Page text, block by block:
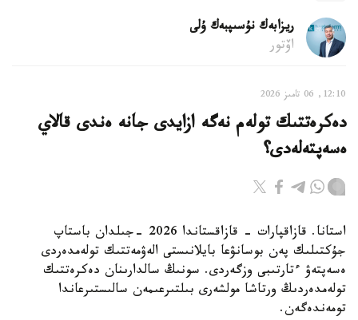
ريزابەك نۇسىپبەك ۇلى
اۆتور
12:10, 06 تامىز 2026
دەكرەتتىك تولەم نەگە ازايدى جانە ەندى قالاي
ەسەپتەلەدى؟
استانا. قازاقپارات - قازاقستاندا 2026 -جىلدان باستاپ
جۇكتىلىك پەن بوسانۋعا بايلانىستى الەۋمەتتىك تولەمدەردى
ەسەپتەۋ ءتارتىبى وزگەردى. سونىڭ سالدارىنان دەكرەتتىك
تولەمدەردىڭ ورتاشا مولشەرى بىلتىرعىمەن سالىستىرعاندا
تومەندەگەن.